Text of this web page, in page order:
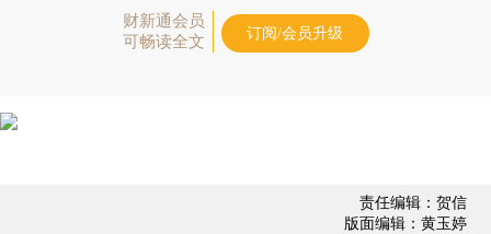
财新通会员
可畅读全文
订阅/会员升级
责任编辑：贺信
版面编辑：黄玉婷